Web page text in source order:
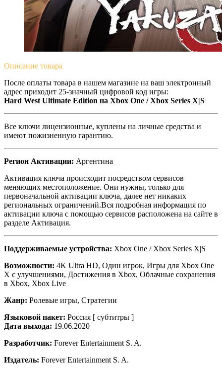
Описание товара
После оплаты товара в нашем магазине на ваш электронный
адрес приходит 25-значный цифровой код игры:
Hard West Ultimate Edition на Xbox One / Xbox Series X|S
Все ключи лицензионные, куплены на личные средства и
имеют пожизненную гарантию.
Регион Активации: Аргентина
Активация ключа происходит посредством сервисов
меняющих местоположение. Они нужны, только для
первоначальной активации ключа, далее нет никаких
региональных ограничений.Вся подробная информация по
активации ключа с помощью сервисов расположена на сайте в
разделе Активация.
Поддерживаемые устройства: Xbox One / Xbox Series X|S
Возможности: 4K Ultra HD, Один игрок, Игры для Xbox One
X с улучшениями, Достижения в Xbox, Облачные сохранения
в Xbox, Xbox Live
Жанр: Ролевые игры, Стратегии
Языковой пакет: Россия [ субтитры ]
Дата выхода: 19.06.2020
Разработчик: Forever Entertainment S. A.
Издатель: Forever Entertainment S. A.